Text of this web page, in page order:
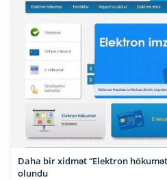
Daha bir xidmət “Elektron
olundu